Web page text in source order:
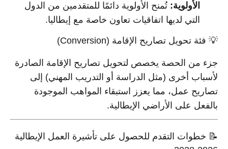
الأولوية:تُمنح الأولوية دائمًا للمتقدمين من الدول
التي لديها اتفاقيات تعاون خاصة مع إيطاليا.
💡 فئة تحويل تصاريح الإقامة (Conversion)
جزء من الحصة يخصص لتحويل تصاريح الإقامة الصادرة
لأسباب أخرى (مثل الدراسة أو التدريب المهني) إلى
تصاريح عمل، مما يعزز استبقاء المواهب الموجودة
بالفعل على الأراضي الإيطالية.
📝 خطوات التقدم للحصول على تأشيرة العمل الإيطالية